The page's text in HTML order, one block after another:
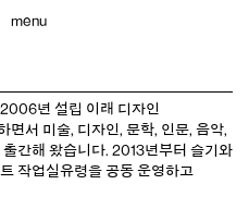
menu
년 설립 이래 디자인
면서 미술, 디자인, 문학, 인문, 음악,
간해 왔습니다. 2013년부터 슬기와
작업실유령을 공동 운영하고